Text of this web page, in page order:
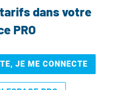
dans votre
PRO
JE ME CONNECTE